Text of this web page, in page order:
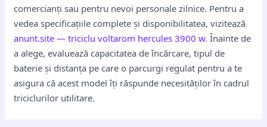
comercianți sau pentru nevoi personale zilnice. Pentru a
vedea specificațiile complete și disponibilitatea, vizitează
anunt.site — triciclu voltarom hercules 3900 w. Înainte de
a alege, evaluează capacitatea de încărcare, tipul de
baterie și distanța pe care o parcurgi regulat pentru a te
asigura că acest model îți răspunde necesităților în cadrul
triciclurilor utilitare.